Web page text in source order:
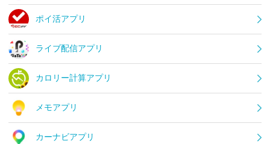
ポイ活アプリ
ライブ配信アプリ
カロリー計算アプリ
メモアプリ
カーナビアプリ